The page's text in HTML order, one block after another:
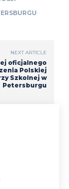
NEXT ARTICLE
oficjalnego
Polskiej
Szkolnej w
Petersburgu